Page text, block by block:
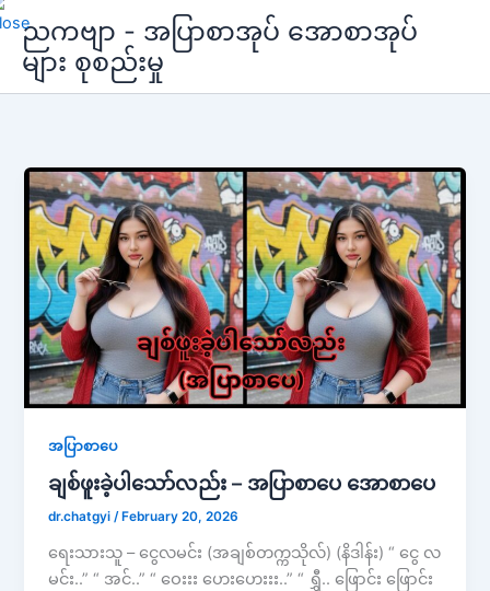
Skip
content
ညကဗျာ - အပြာစာအုပ် အောစာအုပ်
များ စုစည်းမှု
အပြာစာပေ
ချစ်ဖူးခဲ့ပါသော်လည်း – အပြာစာပေ အောစာပေ
dr.chatgyi/ February 20, 2026
ရေးသားသူ – ငွေလမင်း (အချစ်တက္ကသိုလ်) (နိဒါန်း) “ ငွေ လ
မင်း..” “ အင်..” “ ဝေးးး ဟေးဟေးးး..” “ ရွှီ.. ဖြောင်း ဖြောင်း